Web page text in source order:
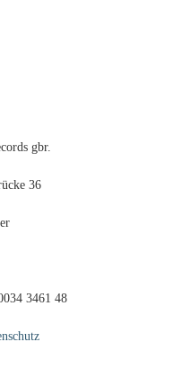
gbr.
36
3461 48